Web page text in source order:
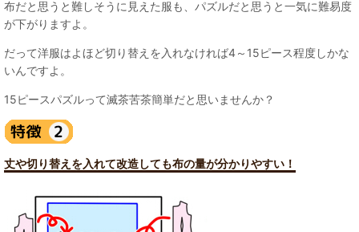
布だと思うと難しそうに見えた服も、パズルだと思うと一気に難易度
が下がりますよ。
だって洋服はよほど切り替えを入れなければ4～15ピース程度しかな
いんですよ。
15ピースパズルって滅茶苦茶簡単だと思いませんか？
丈や切り替えを入れて改造しても布の量が分かりやすい！